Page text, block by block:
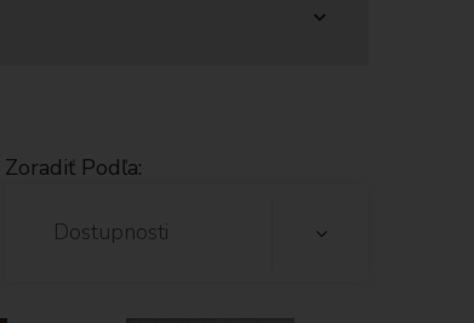
Zoradiť Podľa:
Dostupnosti